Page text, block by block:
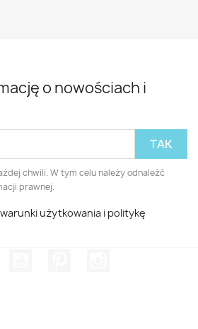
o nowościach i
chwili. W tym celu należy odnaleźć
prawnej.
użytkowania i politykę